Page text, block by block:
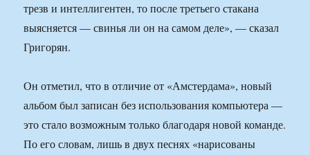
трезв и интеллигентен, то после третьего стакана
выясняется — свинья ли он на самом деле», — сказал
Григорян.
Он отметил, что в отличие от «Амстердама», новый
альбом был записан без использования компьютера —
это стало возможным только благодаря новой команде.
По его словам, лишь в двух песнях «нарисованы